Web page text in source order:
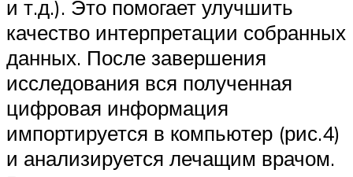
и т.д.). Это помогает улучшить
качество интерпретации собранных
данных. После завершения
исследования вся полученная
цифровая информация
импортируется в компьютер (рис.4)
и анализируется лечащим врачом.